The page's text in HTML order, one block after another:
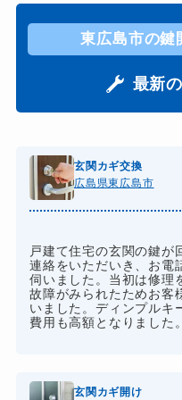
東広島市の鍵
最新
玄関カギ交換
広島県東広島市
戸建て住宅の玄関の鍵が
連絡をいただいき、お電
伺いました。当初は修理
故障がみられたためお客
いました。ディンプルキ
費用も高額となりました。
玄関カギ開け